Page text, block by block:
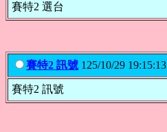
賽特2 選台
賽特2 訊號 125/10/29 19:15:13
賽特2 訊號